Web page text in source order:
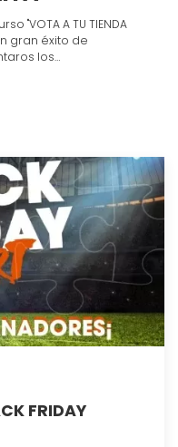
"VOTA A TU TIENDA
un gran éxito de
los
FRIDAY